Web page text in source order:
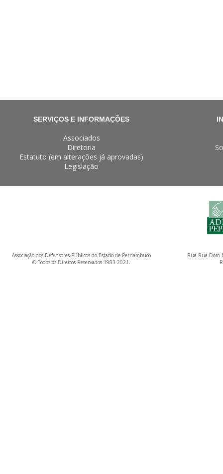
SERVIÇOS E INFORMAÇÕES
Associados
Diretoria
Estatuto (em alterações já aprovadas)
Legislação
Associação dos Defensores Públicos do Estado de Pernambuco
© Todos os Direitos Reservados 1983-2021.
Rua Rua Dom